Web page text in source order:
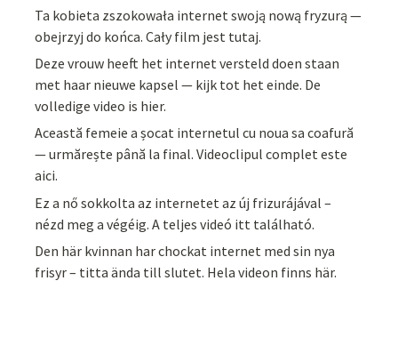
Ta kobieta zszokowała internet swoją nową fryzurą —
obejrzyj do końca. Cały film jest tutaj.
Deze vrouw heeft het internet versteld doen staan
met haar nieuwe kapsel — kijk tot het einde. De
volledige video is hier.
Această femeie a șocat internetul cu noua sa coafură
— urmărește până la final. Videoclipul complet este
aici.
Ez a nő sokkolta az internetet az új frizurájával –
nézd meg a végéig. A teljes videó itt található.
Den här kvinnan har chockat internet med sin nya
frisyr – titta ända till slutet. Hela videon finns här.